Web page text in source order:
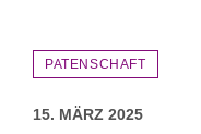
PATENSCHAFT
15. MÄRZ 2025